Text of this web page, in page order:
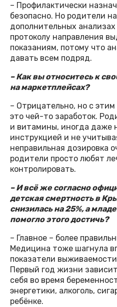
– Профилактически
безопасно. Но родители
дополнительных
протоколу направления
показаниям, потому что
давать всем подряд.
– Как вы относитесь к
на маркетплейсах?
– Отрицательно, но с
это чей-то заработок.
и витамины, иногда даже
инструкцией и не
неправильная дозировка
родители просто любят
контролировать.
– И всё же согласно
детская смертность в
снизилась на 25%, а
помогло этого достичь?
– Главное – более
Медицина тоже шагнула
показатели
Первый год жизни
себя во время
энергетики, алкоголь,
ребёнке.